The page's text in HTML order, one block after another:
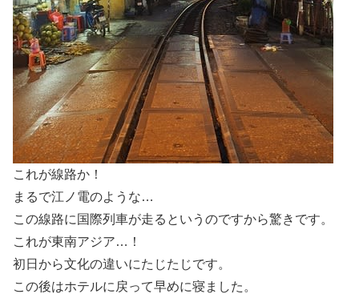
これが線路か！
まるで江ノ電のような…
この線路に国際列車が走るというのですから驚きです。
これが東南アジア…！
初日から文化の違いにたじたじです。
この後はホテルに戻って早めに寝ました。